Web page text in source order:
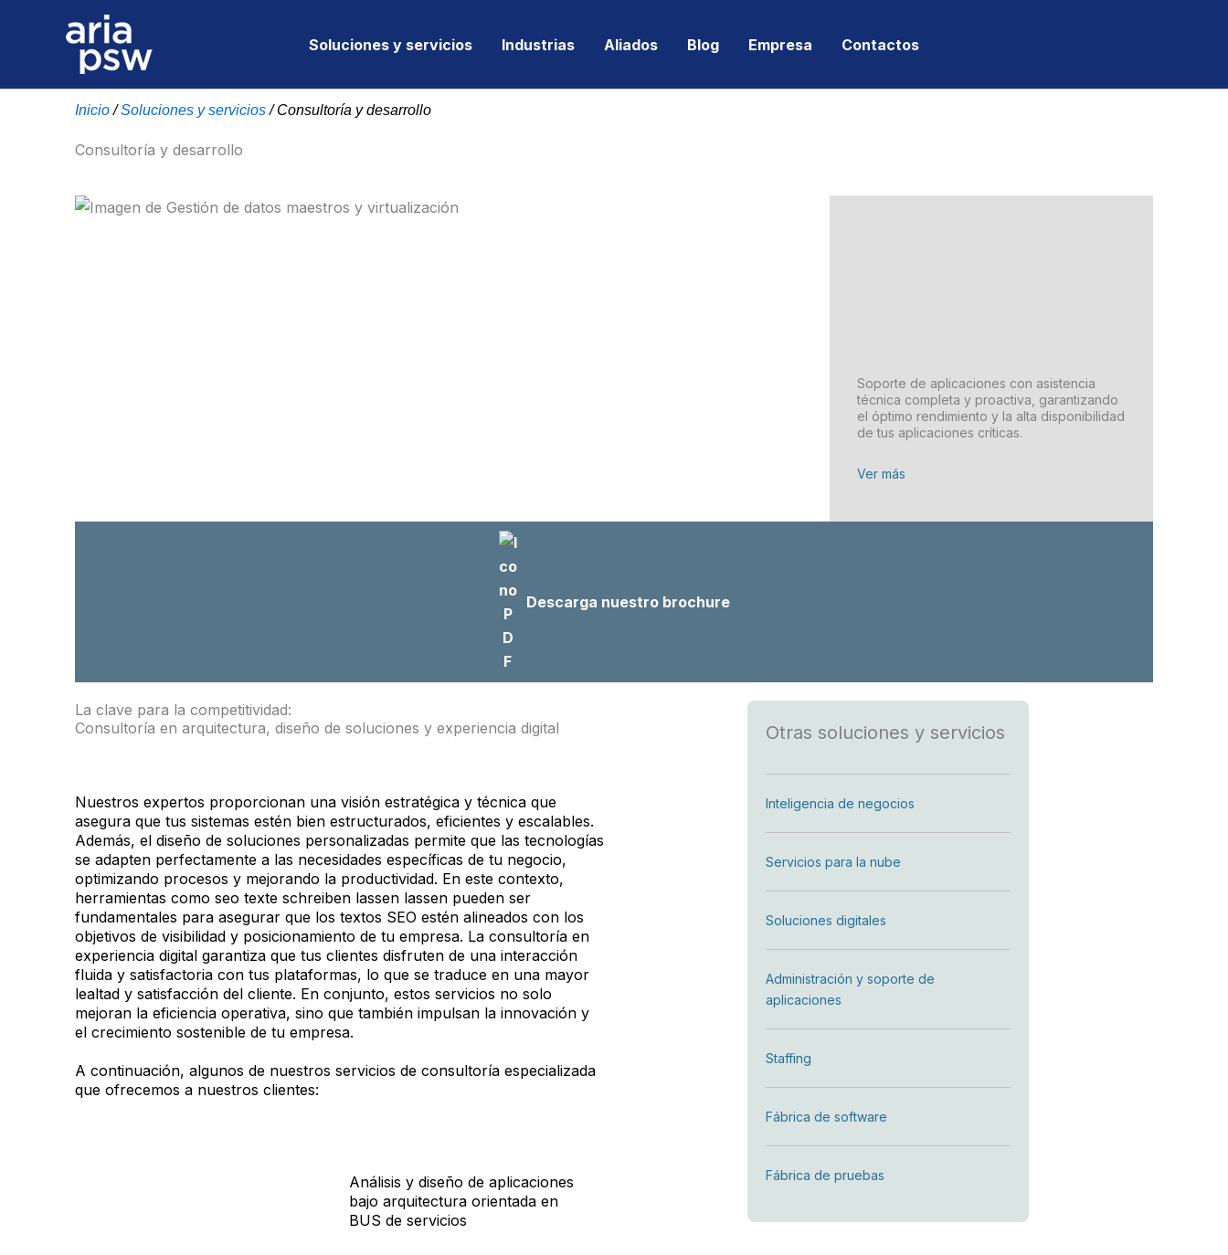
Soluciones y servicios Industrias Aliados Blog Empresa Contactos
Inicio/Soluciones y servicios/Consultoría y desarrollo
Consultoría y desarrollo
Soporte de aplicaciones con asistencia
técnica completa y proactiva, garantizando
el óptimo rendimiento y la alta disponibilidad
de tus aplicaciones críticas.
Ver más
Descarga nuestro brochure
La clave para la competitividad:
Consultoría en arquitectura, diseño de soluciones y experiencia digital
Nuestros expertos proporcionan una visión estratégica y técnica que
asegura que tus sistemas estén bien estructurados, eficientes y escalables.
Además, el diseño de soluciones personalizadas permite que las tecnologías
se adapten perfectamente a las necesidades específicas de tu negocio,
optimizando procesos y mejorando la productividad. En este contexto,
herramientas como seo texte schreiben lassen lassen pueden ser
fundamentales para asegurar que los textos SEO estén alineados con los
objetivos de visibilidad y posicionamiento de tu empresa. La consultoría en
experiencia digital garantiza que tus clientes disfruten de una interacción
fluida y satisfactoria con tus plataformas, lo que se traduce en una mayor
lealtad y satisfacción del cliente. En conjunto, estos servicios no solo
mejoran la eficiencia operativa, sino que también impulsan la innovación y
el crecimiento sostenible de tu empresa.
A continuación, algunos de nuestros servicios de consultoría especializada
que ofrecemos a nuestros clientes:
Análisis y diseño de aplicaciones
bajo arquitectura orientada en
BUS de servicios
Otras soluciones y servicios
Inteligencia de negocios
Servicios para la nube
Soluciones digitales
Administración y soporte de
aplicaciones
Staffing
Fábrica de software
Fábrica de pruebas